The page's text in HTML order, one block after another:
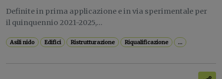
Definite in prima applicazione e in via sperimentale per
il quinquennio 2021-2025,...
Asili nido Edifici Ristrutturazione Riqualificazione ...